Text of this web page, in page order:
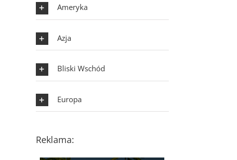
Ameryka
Azja
Bliski Wschód
Europa
Reklama: